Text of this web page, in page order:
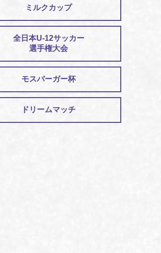
ミルクカップ
全日本U-12サッカー
選手権大会
モスバーガー杯
ドリームマッチ